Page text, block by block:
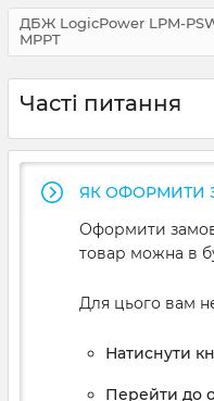
ДБЖ LogicPower LPM-
MPPT
Часті питання
ЯК ОФОРМИТИ
Оформити
товар можна в
Для цього вам
Натиснути
Перейти до